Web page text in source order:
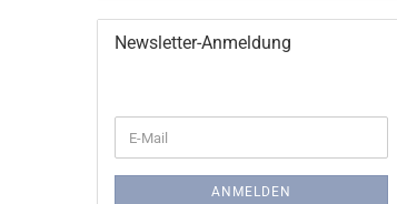
Newsletter-Anmeldung
ZUR
E-
Mail
ANMELDEN